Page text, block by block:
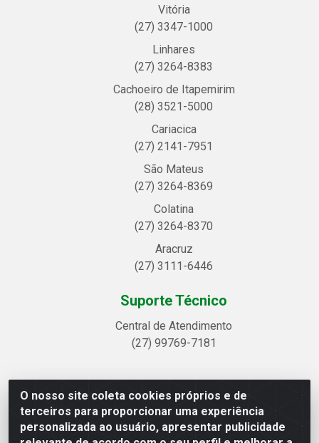
O nosso site coleta cookies próprios e de
terceiros para proporcionar uma experiência
personalizada ao usuário, apresentar publicidade
Vitória
(27) 3347-1000
Linhares
(27) 3264-8383
Cachoeiro de Itapemirim
(28) 3521-5000
Cariacica
(27) 2141-7951
São Mateus
(27) 3264-8369
Colatina
(27) 3264-8370
Aracruz
(27) 3111-6446
Suporte Técnico
Central de Atendimento
(27) 99769-7181
Linhavix Distribuidora LTDA - Avenida Alegre, 2521 -
Quadra314 Lote 05 e 07 - Shell, Linhares/ES - CEP
29.901-605 - CNPJ 20.857.514/0001-75